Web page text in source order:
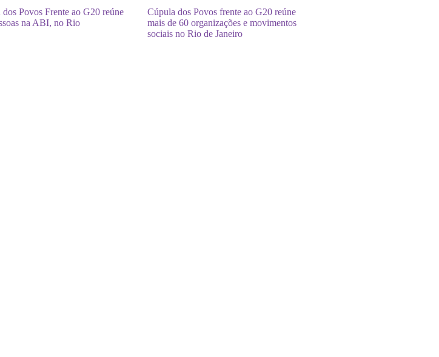
Povos Frente ao G20 reúne
na ABI, no Rio
Cúpula dos Povos frente ao G20 reúne
mais de 60 organizações e movimentos
sociais no Rio de Janeiro